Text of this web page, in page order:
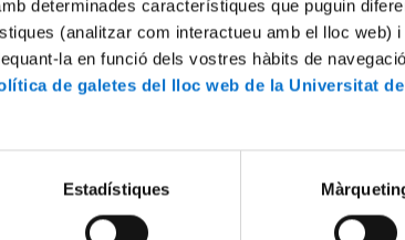
determinades característiques que puguin
(analitzar com interactueu amb el lloc web) i
la en funció dels vostres hàbits de
de galetes del lloc web de la Universitat de
Estadístiques
conseqüències
27 October, 2021
què
22